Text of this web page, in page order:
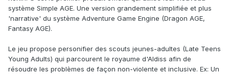
système Simple AGE. Une version grandement simplifiée et plus
'narrative' du système Adventure Game Engine (Dragon AGE,
Fantasy AGE).
Le jeu propose personifier des scouts jeunes-adultes (Late Teens
Young Adults) qui parcourent le royaume d'Aldiss afin de
résoudre les problèmes de façon non-violente et inclusive. Ex: Un